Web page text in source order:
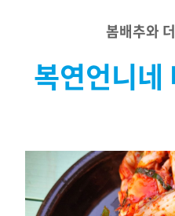
봄배추와
복연언니네